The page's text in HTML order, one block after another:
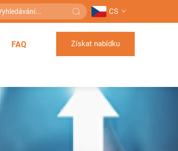
CS
FAQ Získat nabídku